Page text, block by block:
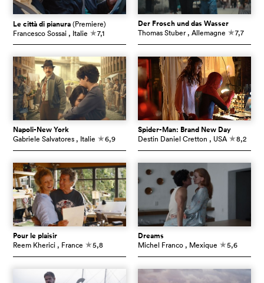
Le città di pianura(Premiere)
Francesco Sossai , Italie c7,1
Der Frosch und das Wasser
Thomas Stuber , Allemagne c7,7
Napoli-New York
Gabriele Salvatores , Italie c6,9
Spider-Man: Brand New Day
Destin Daniel Cretton , USA c8,2
Pour le plaisir
Reem Kherici , France c5,8
Dreams
Michel Franco , Mexique c5,6